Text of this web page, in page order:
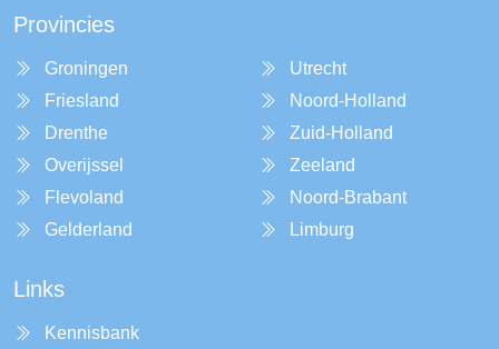
Provincies
Groningen
Friesland
Drenthe
Overijssel
Flevoland
Gelderland
Utrecht
Noord-Holland
Zuid-Holland
Zeeland
Noord-Brabant
Limburg
Links
Kennisbank